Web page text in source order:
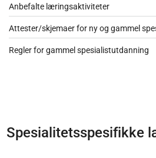
Anbefalte læringsaktiviteter
Attester/skjemaer for ny og gammel
Regler for gammel spesialistutdanning
Spesialitetsspesifikke